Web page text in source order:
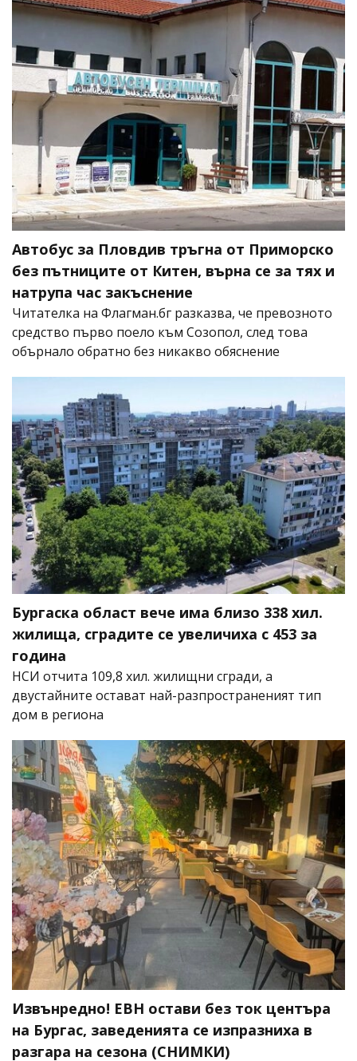
Автобус за Пловдив тръгна от Приморско
без пътниците от Китен, върна се за тях и
натрупа час закъснение
Читателка на Флагман.бг разказва, че превозното
средство първо поело към Созопол, след това
обърнало обратно без никакво обяснение
Бургаска област вече има близо 338 хил.
жилища, сградите се увеличиха с 453 за
година
НСИ отчита 109,8 хил. жилищни сгради, а
двустайните остават най-разпространеният тип
дом в региона
Извънредно! ЕВН остави без ток центъра
на Бургас, заведенията се изпразниха в
разгара на сезона (СНИМКИ)